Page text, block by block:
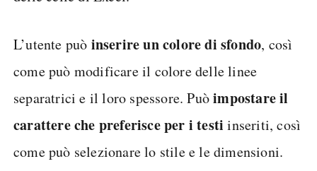
L’utente può inserire un colore di sfondo, così
come può modificare il colore delle linee
separatrici e il loro spessore. Puòimpostare il
carattere che preferisce per i testi inseriti, così
come può selezionare lo stile e le dimensioni.